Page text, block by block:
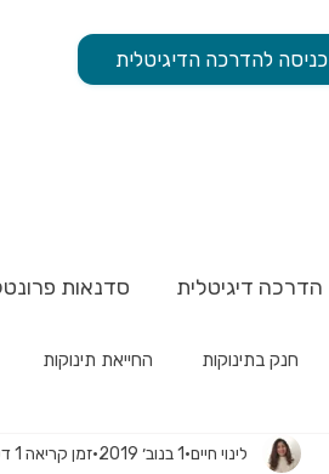
כניסה להדרכה הדיגיטלית
הדרכה דיגיטלית סדנאות
חנק בתינוקות החייאת תינוקות
לינוי חיים 1 בנוב׳ 2019 זמן קריאה 1 דקות